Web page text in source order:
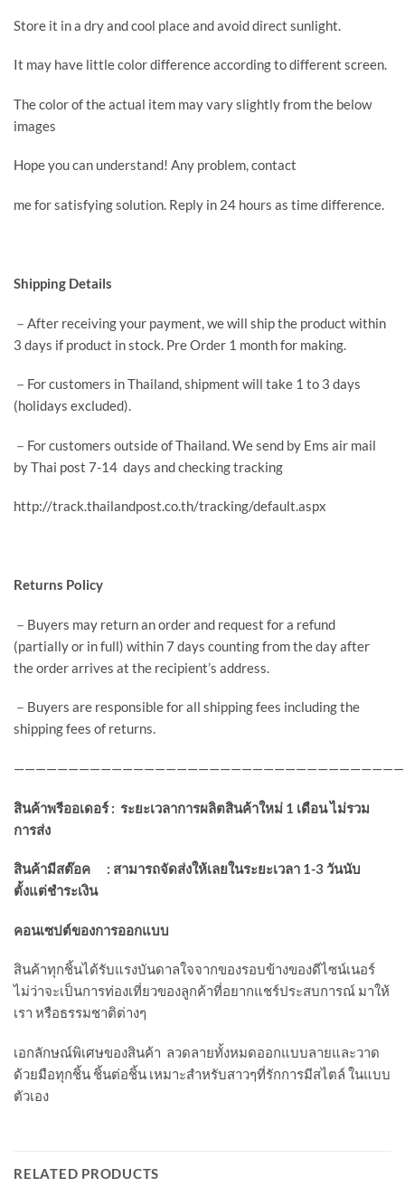
Store it in a dry and cool place and avoid direct sunlight.
It may have little color difference according to different screen.
The color of the actual item may vary slightly from the below
images
Hope you can understand! Any problem, contact
me for satisfying solution. Reply in 24 hours as time difference.
Shipping Details
－After receiving your payment, we will ship the product within
3 days if product in stock. Pre Order 1 month for making.
－For customers in Thailand, shipment will take 1 to 3 days
(holidays excluded).
－For customers outside of Thailand. We send by Ems air mail
by Thai post 7-14 days and checking tracking
http://track.thailandpost.co.th/tracking/default.aspx
Returns Policy
－Buyers may return an order and request for a refund
(partially or in full) within 7 days counting from the day after
the order arrives at the recipient’s address.
－Buyers are responsible for all shipping fees including the
shipping fees of returns.
สินค้าพรีออเดอร์: ระยะเวลาการผลิตสินค้าใหม่ 1 เดือน ไม่รวม
การส่ง
สินค้ามีสต๊อค : สามารถจัดส่งให้เลยในระยะเวลา 1-3 วันนับ
ตั้งแต่ชำระเงิน
คอนเซปต์ของการออกแบบ
สินค้าทุกชิ้นได้รับแรงบันดาลใจจากของรอบข้างของดีไซน์เนอร์
ไม่ว่าจะเป็นการท่องเที่ยวของลูกค้าที่อยากแชร์ประสบการณ์ มาให้
เรา หรือธรรมชาติต่างๆ
เอกลักษณ์พิเศษของสินค้า ลวดลายทั้งหมดออกแบบลายและวาด
ด้วยมือทุกชิ้น ชิ้นต่อชิ้น เหมาะสำหรับสาวๆที่รักการมีสไตล์ ในแบบ
ตัวเอง
RELATED PRODUCTS